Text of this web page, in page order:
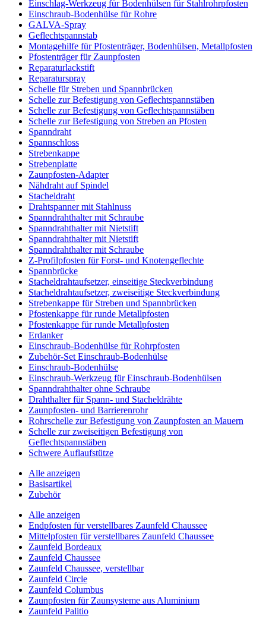
Einschlag-Werkzeug für Bodenhülsen für Stahlrohrpfosten
Einschraub-Bodenhülse für Rohre
GALVA-Spray
Geflechtspannstab
Montagehilfe für Pfostenträger, Bodenhülsen, Metallpfosten
Pfostenträger für Zaunpfosten
Reparaturlackstift
Reparaturspray
Schelle für Streben und Spannbrücken
Schelle zur Befestigung von Geflechtspannstäben
Schelle zur Befestigung von Geflechtspannstäben
Schelle zur Befestigung von Streben an Pfosten
Spanndraht
Spannschloss
Strebenkappe
Strebenplatte
Zaunpfosten-Adapter
Nähdraht auf Spindel
Stacheldraht
Drahtspanner mit Stahlnuss
Spanndrahthalter mit Schraube
Spanndrahthalter mit Nietstift
Spanndrahthalter mit Nietstift
Spanndrahthalter mit Schraube
Z-Profilpfosten für Forst- und Knotengeflechte
Spannbrücke
Stacheldrahtaufsetzer, einseitige Steckverbindung
Stacheldrahtaufsetzer, zweiseitige Steckverbindung
Strebenkappe für Streben und Spannbrücken
Pfostenkappe für runde Metallpfosten
Pfostenkappe für runde Metallpfosten
Erdanker
Einschraub-Bodenhülse für Rohrpfosten
Zubehör-Set Einschraub-Bodenhülse
Einschraub-Bodenhülse
Einschraub-Werkzeug für Einschraub-Bodenhülsen
Spanndrahthalter ohne Schraube
Drahthalter für Spann- und Stacheldrähte
Zaunpfosten- und Barrierenrohr
Rohrschelle zur Befestigung von Zaunpfosten an Mauern
Schelle zur zweiseitigen Befestigung von
Geflechtspannstäben
Schwere Auflaufstütze
Alle anzeigen
Basisartikel
Zubehör
Alle anzeigen
Endpfosten für verstellbares Zaunfeld Chaussee
Mittelpfosten für verstellbares Zaunfeld Chaussee
Zaunfeld Bordeaux
Zaunfeld Chaussee
Zaunfeld Chaussee, verstellbar
Zaunfeld Circle
Zaunfeld Columbus
Zaunpfosten für Zaunsysteme aus Aluminium
Zaunfeld Palitio